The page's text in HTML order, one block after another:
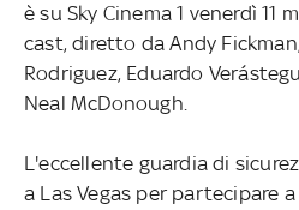
è su Sky Cinema 1 venerdì 11
cast, diretto da Andy
Rodriguez, Eduardo
Neal McDonough.
L'eccellente guardia di
a Las Vegas per partecipare